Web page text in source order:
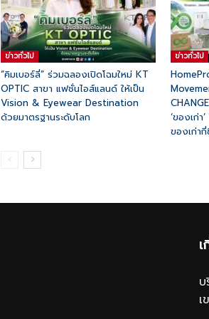
ข่าวทั่วไป
“คิมเบอร์ลี่” ร่วมฉลองเปิดโฉมใหม่ KT
OPTIC สาขา แฟชั่นไอส์แลนด์ ให้เป็น
Vision & Eyewear Destination
ด้วยมาตรฐานระดับโลก
ข่าวทั่วไป
‘ของเก่า
ของเก่า